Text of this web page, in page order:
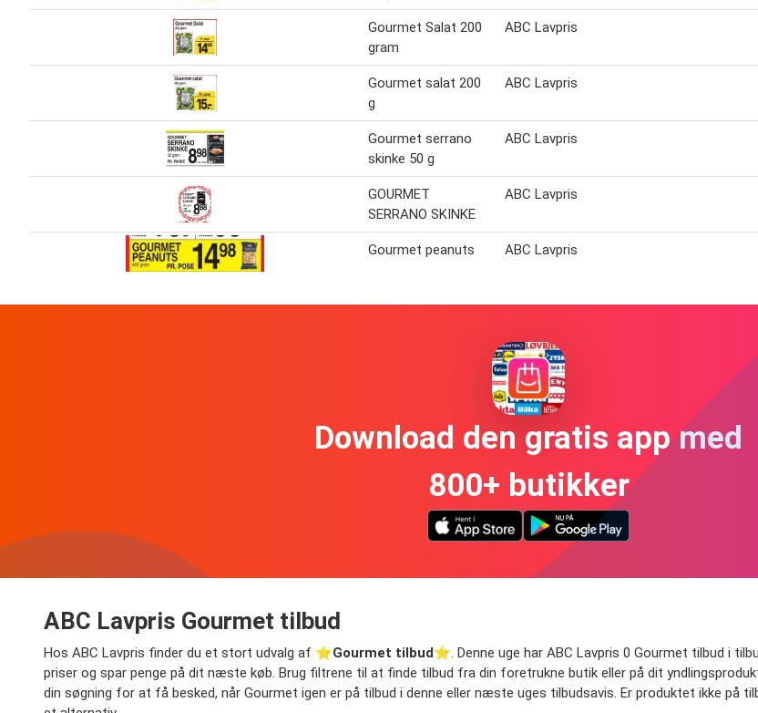
Gourmet Salat 200
gram
ABC Lavpris
Gourmet salat 200
g
ABC Lavpris
Gourmet serrano
skinke 50 g
ABC Lavpris
GOURMET
SERRANO SKINKE
ABC Lavpris
Gourmet peanuts ABC Lavpris
Download den gratis app med
800+ butikker
ABC Lavpris Gourmet tilbud
Hos ABC Lavpris finder du et stort udvalg af ⭐️Gourmet tilbud⭐️. Denne uge har ABC Lavpris 0 Gourmet tilbud i
priser og spar penge på dit næste køb. Brug filtrene til at finde tilbud fra din foretrukne butik eller på dit
din søgning for at få besked, når Gourmet igen er på tilbud i denne eller næste uges tilbudsavis. Er produktet ikke på